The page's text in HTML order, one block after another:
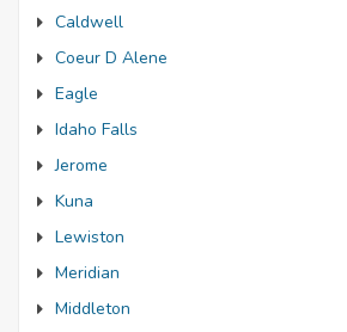
Caldwell
Coeur D Alene
Eagle
Idaho Falls
Jerome
Kuna
Lewiston
Meridian
Middleton